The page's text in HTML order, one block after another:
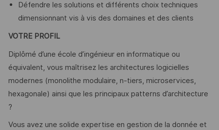
Défendre les solutions et différents choix techniques
dimensionnant vis à vis des domaines et des clients
VOTRE PROFIL
Diplômé d’une école d’ingénieur en informatique ou
équivalent, vous maîtrisez les architectures logicielles
modernes (monolithe modulaire, n-tiers, microservices,
hexagonale) ainsi que les principaux patterns d’architecture
?
Vous avez une solide expertise en gestion de la donnée et